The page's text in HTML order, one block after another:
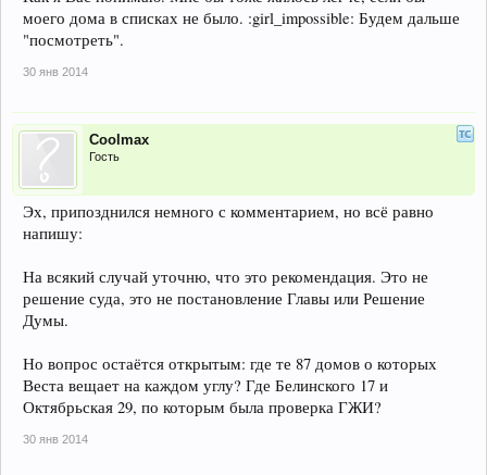
моего дома в списках не было. :girl_impossible: Будем дальше
"посмотреть".
30 янв 2014
Coolmax
Гость
Эх, припозднился немного с комментарием, но всё равно
напишу:
На всякий случай уточню, что это рекомендация. Это не
решение суда, это не постановление Главы или Решение
Думы.
Но вопрос остаётся открытым: где те 87 домов о которых
Веста вещает на каждом углу? Где Белинского 17 и
Октябрьская 29, по которым была проверка ГЖИ?
30 янв 2014